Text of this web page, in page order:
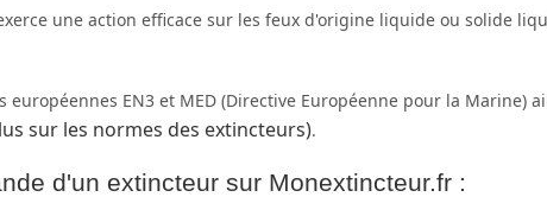
une action efficace sur les feux d'origine liquide ou solide
EN3 et MED (Directive Européenne pour la Marine)
sur les normes des extincteurs).
d'un extincteur sur Monextincteur.fr :